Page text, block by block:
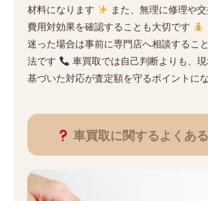
材料になります
また、無理に修理や交
費用対効果を確認することも大切です
迷った場合は事前に専門店へ相談するこ
法です
車買取では自己判断よりも、
基づいた対応が査定額を守るポイントに
車買取に関するよくあ